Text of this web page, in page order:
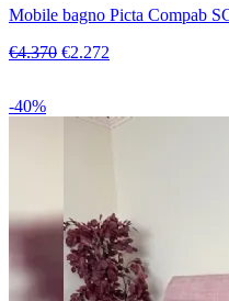
Mobile bagno Picta Compab
€4.370 €2.272
-40%